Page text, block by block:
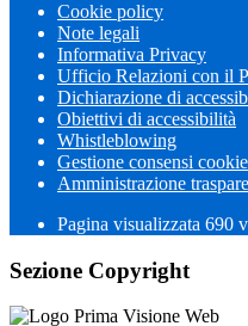
Cookie policy
Note legali
Informativa Privacy
Ufficio Relazioni con il
Dichiarazione di
Obiettivi di accessibilità
Whistleblowing
Gestione consensi cookie
Amministrazione
Pagina visualizzata 690
Sezione Copyright